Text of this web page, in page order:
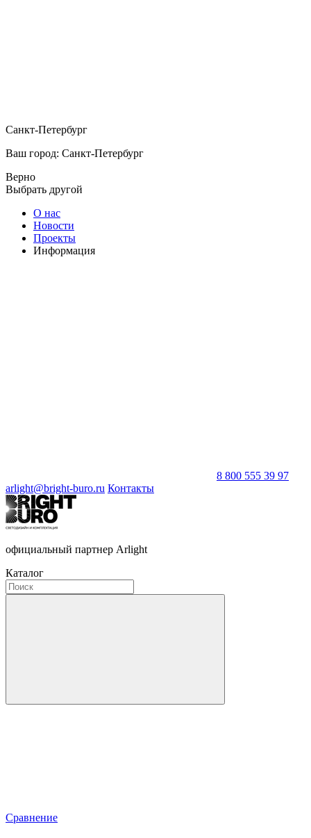
Санкт-Петербург
Ваш город: Санкт-Петербург
Верно
Выбрать другой
О нас
Новости
Проекты
Информация
8 800 555 39 97
arlight@bright-buro.ru Контакты
официальный партнер Arlight
Каталог
Сравнение